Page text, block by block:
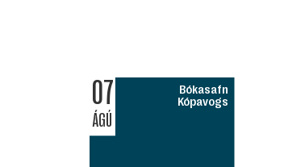
07
ÁGÚ
Bókasafn
Kópavogs